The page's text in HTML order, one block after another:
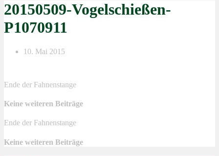
20150509-Vogelschießen-
P1070911
10. Mai 2015
Ende der Fahnenstange
Keine weiteren Beiträge
Ende der Fahnenstange
Keine weiteren Beiträge